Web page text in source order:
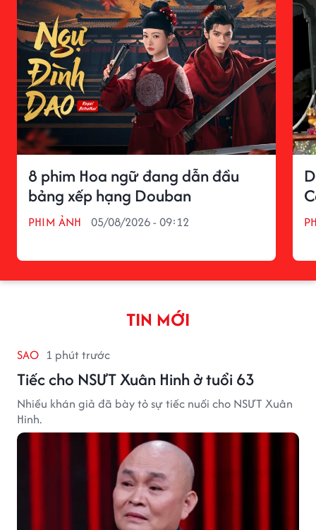
8 phim Hoa ngữ đang dẫn đầu
bảng xếp hạng Douban
PHIM ẢNH 05/08/2026 - 09:12
TIN MỚI
SAO 1 phút trước
Tiếc cho NSƯT Xuân Hinh ở tuổi 63
Nhiều khán giả đã bày tỏ sự tiếc nuối cho NSƯT Xuân
Hinh.